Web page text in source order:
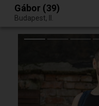
Egy jó randiból bármi lehet.
Gábor (39)
Budapest, II.